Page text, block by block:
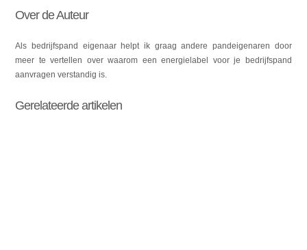
Over de Auteur
Als bedrijfspand eigenaar helpt ik graag andere pandeigenaren door
meer te vertellen over waarom een energielabel voor je bedrijfspand
aanvragen verstandig is.
Gerelateerde artikelen